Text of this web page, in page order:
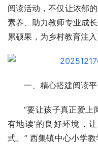
阅读活动，不仅让浓郁
素养、助力教师专业成
累硕果，为乡村教育注入
一、精心搭建阅读
“要让孩子真正爱上
有地读’的良好环境，
式。” 西集镇中心小学